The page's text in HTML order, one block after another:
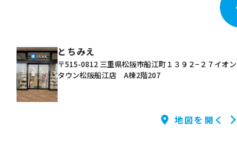
とちみえ
〒515-0812 三重県松阪市船江町１３９２−２７イオン
タウン松阪船江店 A棟2階207
地図を開く